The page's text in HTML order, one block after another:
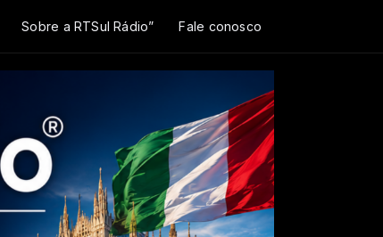
Sobre a RTSul Rádio” Fale conosco